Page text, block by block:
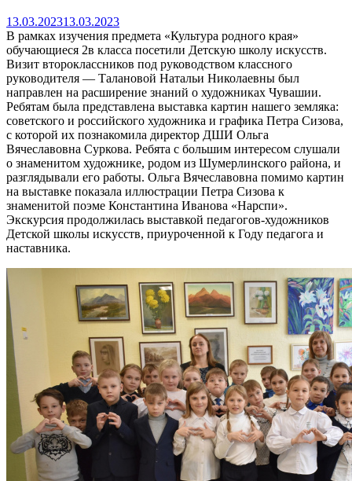
13.03.202313.03.2023
В рамках изучения предмета «Культура родного края»
обучающиеся 2в класса посетили Детскую школу искусств.
Визит второклассников под руководством классного
руководителя — Талановой Натальи Николаевны был
направлен на расширение знаний о художниках Чувашии.
Ребятам была представлена выставка картин нашего земляка:
советского и российского художника и графика Петра Сизова,
с которой их познакомила директор ДШИ Ольга
Вячеславовна Суркова. Ребята с большим интересом слушали
о знаменитом художнике, родом из Шумерлинского района, и
разглядывали его работы. Ольга Вячеславовна помимо картин
на выставке показала иллюстрации Петра Сизова к
знаменитой поэме Константина Иванова «Нарспи».
Экскурсия продолжилась выставкой педагогов-художников
Детской школы искусств, приуроченной к Году педагога и
наставника.